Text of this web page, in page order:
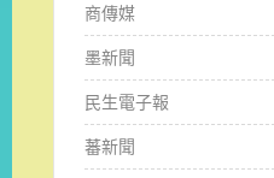
商傳媒
墨新聞
民生電子報
蕃新聞